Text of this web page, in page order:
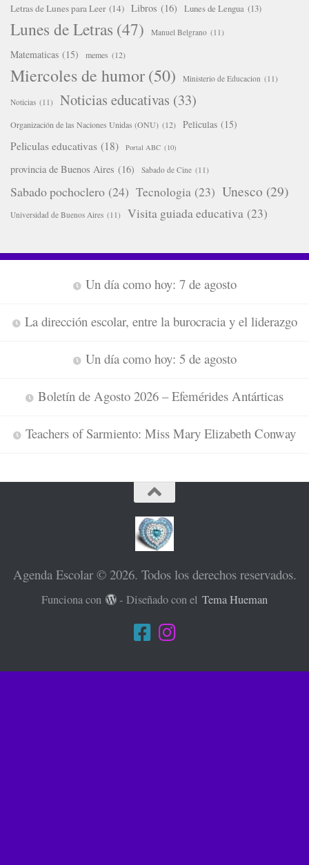
Letras de Lunes para Leer (14) Libros (16) Lunes de Lengua (13)
Lunes de Letras (47) Manuel Belgrano (11)
Matematicas (15) memes (12)
Miercoles de humor(50) Ministerio de Educacion (11)
Noticias (11) Noticias educativas (33)
Organización de las Naciones Unidas (ONU) (12) Peliculas (15)
Peliculas educativas (18) Portal ABC (10)
provincia de Buenos Aires (16) Sabado de Cine (11)
Sabado pochoclero (24) Tecnologia (23) Unesco (29)
Universidad de Buenos Aires (11) Visita guiada educativa (23)
Un día como hoy: 7 de agosto
La dirección escolar, entre la burocracia y el liderazgo
Un día como hoy: 5 de agosto
Boletín de Agosto 2026 – Efemérides Antárticas
Teachers of Sarmiento: Miss Mary Elizabeth Conway
Agenda Escolar © 2026. Todos los derechos reservados.
Funciona con - Diseñado con elTema Hueman